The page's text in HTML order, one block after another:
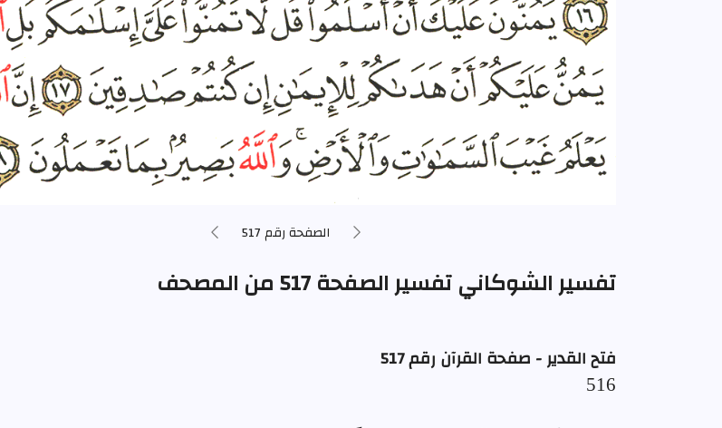
الصفحة رقم 517
تفسير الشوكاني تفسير الصفحة 517 من المصحف
فتح القدير - صفحة القرآن رقم 517
516